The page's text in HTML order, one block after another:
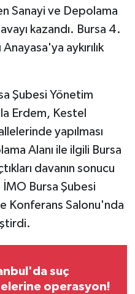
Sanayi ve Depolama
kazandı. Bursa 4.
aykırılık
Şubesi Yönetim
Erdem, Kestel
yapılması
Alanı ile ilgili Bursa
davanın sonucu
İMO Bursa Şubesi
Konferans Salonu'nda
suç
operasyon!